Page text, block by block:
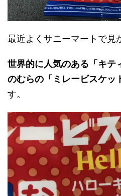
最近よくサニーマートで見
世界的に人気のある「キテ
のむらの「ミレービスケッ
す。